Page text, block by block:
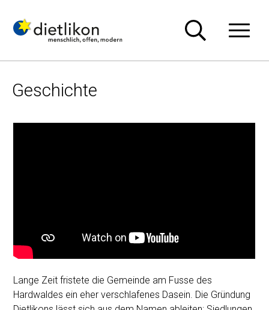
Geschichte
Lange Zeit fristete die Gemeinde am Fusse des
Hardwaldes ein eher verschlafenes Dasein. Die Gründung